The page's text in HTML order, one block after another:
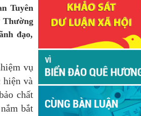
Tuyên
Thường
đạo,
vụ
và
chất
bắt